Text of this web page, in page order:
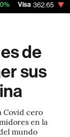
-2.11%
de
sus
Covid cero
en la
mundo